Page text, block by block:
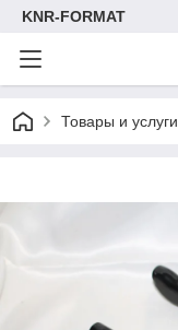
KNR-FORMAT
Товары и услуги